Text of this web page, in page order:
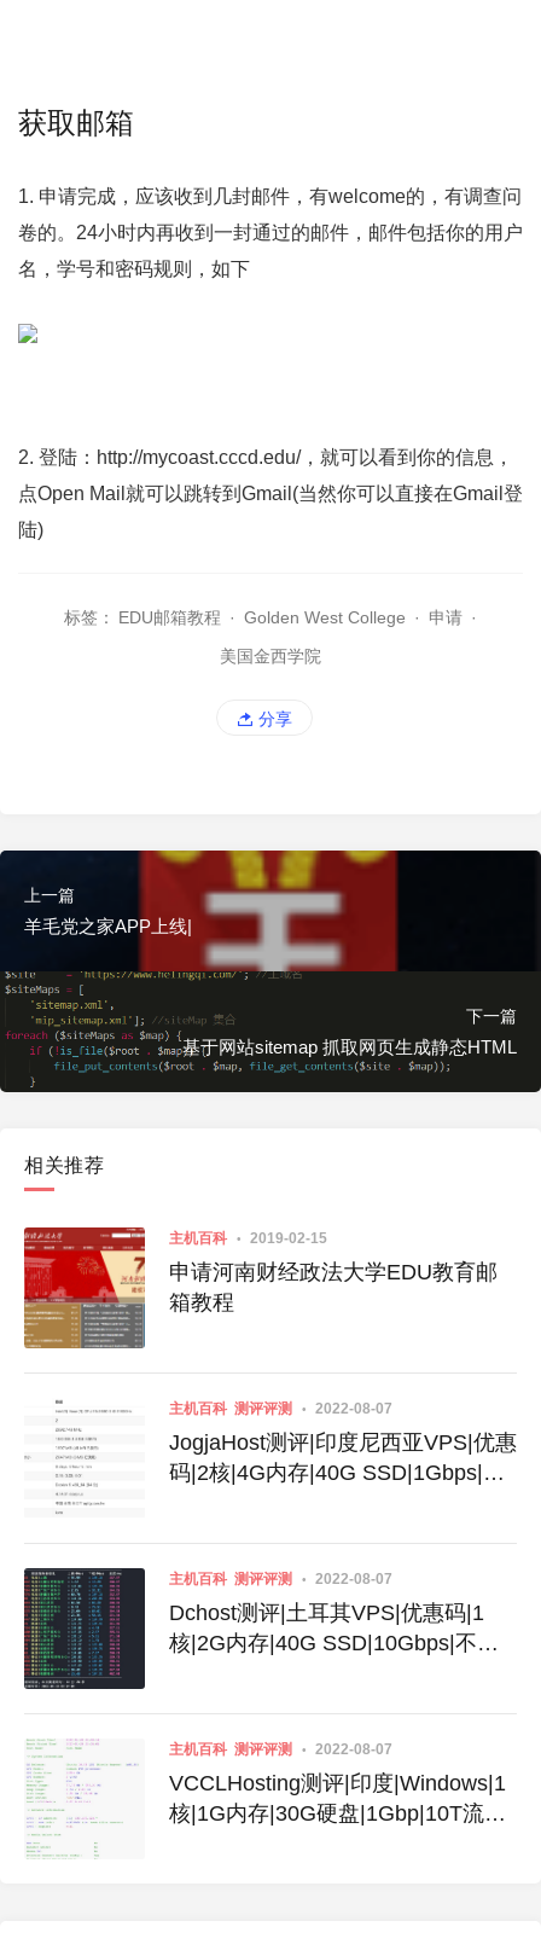
获取邮箱
1. 申请完成，应该收到几封邮件，有welcome的，有调查问
卷的。24小时内再收到一封通过的邮件，邮件包括你的用户
名，学号和密码规则，如下
2. 登陆：http://mycoast.cccd.edu/，就可以看到你的信息，
点Open Mail就可以跳转到Gmail(当然你可以直接在Gmail登
陆)
标签： EDU邮箱教程 · Golden West College · 申请 ·
美国金西学院
分享
上一篇
羊毛党之家APP上线|
下一篇
基于网站sitemap 抓取网页生成静态HTML
相关推荐
主机百科 2019-02-15
申请河南财经政法大学EDU教育邮
箱教程
主机百科 测评评测 2022-08-07
JogjaHost测评|印度尼西亚VPS|优惠
码|2核|4G内存|40G SSD|1Gbps|不
主机百科 测评评测 2022-08-07
Dchost测评|土耳其VPS|优惠码|1
核|2G内存|40G SSD|10Gbps|不限
主机百科 测评评测 2022-08-07
VCCLHosting测评|印度|Windows|1
核|1G内存|30G硬盘|1Gbp|10T流量|